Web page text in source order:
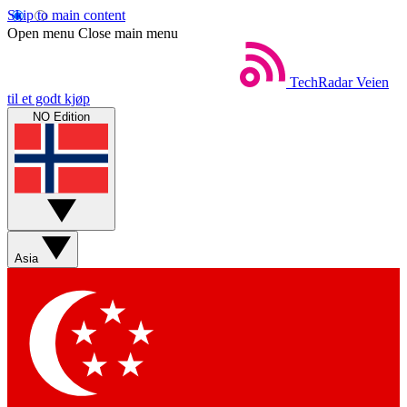
Skip to main content
Open menu Close main menu
TechRadar Veien
til et godt kjøp
NO Edition
Asia